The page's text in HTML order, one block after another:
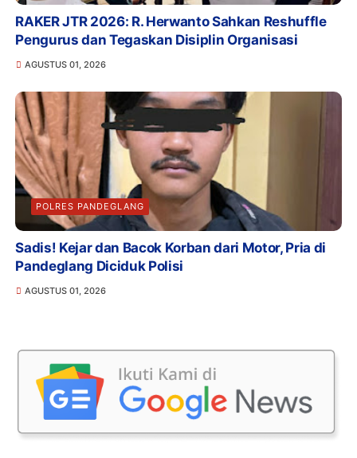
RAKER JTR 2026: R. Herwanto Sahkan Reshuffle
Pengurus dan Tegaskan Disiplin Organisasi
AGUSTUS 01, 2026
POLRES PANDEGLANG
Sadis! Kejar dan Bacok Korban dari Motor, Pria di
Pandeglang Diciduk Polisi
AGUSTUS 01, 2026